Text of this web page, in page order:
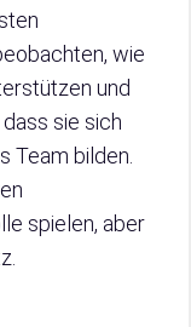
wie
und
sie sich
Team bilden.
spielen, aber